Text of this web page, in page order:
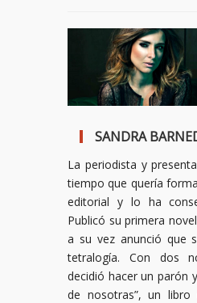
SANDRA
La periodista y
tiempo que quería
editorial y lo ha
Publicó su primera
a su vez anunció que
tetralogía. Con dos
decidió hacer un parón
de nosotras”, un libro